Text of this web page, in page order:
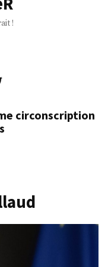
!
circonscription